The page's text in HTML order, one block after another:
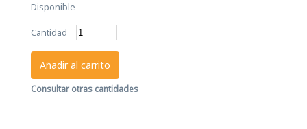
Disponible
Cantidad
Añadir al carrito
Consultar otras cantidades